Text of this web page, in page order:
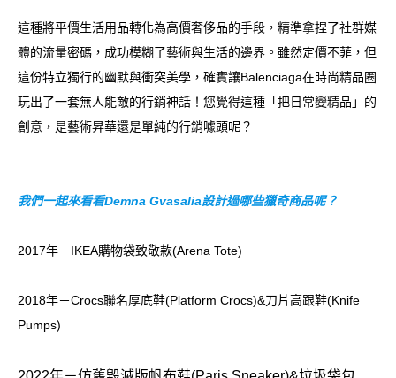
這種將平價生活用品轉化為高價奢侈品的手段，精準拿捏了社群媒
體的流量密碼，成功模糊了藝術與生活的邊界。雖然定價不菲，但
這份特立獨行的幽默與衝突美學，確實讓Balenciaga在時尚精品圈
玩出了一套無人能敵的行銷神話！您覺得這種「把日常變精品」的
創意，是藝術昇華還是單純的行銷噱頭呢？
我們一起來看看Demna Gvasalia設計過哪些獵奇商品呢？
2017年－IKEA購物袋致敬款(Arena Tote)
2018年－Crocs聯名厚底鞋(Platform Crocs)&刀片高跟鞋(Knife
Pumps)